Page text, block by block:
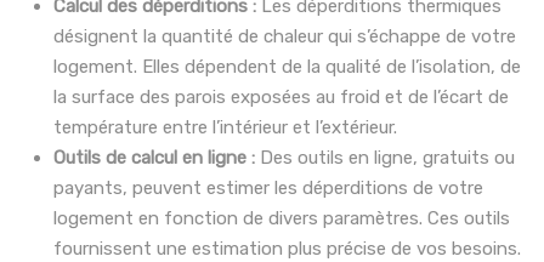
Calcul des déperditions : Les déperditions thermiques
désignent la quantité de chaleur qui s’échappe de votre
logement. Elles dépendent de la qualité de l’isolation, de
la surface des parois exposées au froid et de l’écart de
température entre l’intérieur et l’extérieur.
Outils de calcul en ligne : Des outils en ligne, gratuits ou
payants, peuvent estimer les déperditions de votre
logement en fonction de divers paramètres. Ces outils
fournissent une estimation plus précise de vos besoins.